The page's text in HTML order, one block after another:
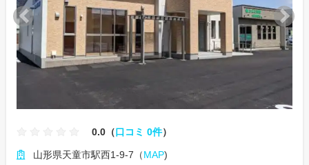
0.0（口コミ 0件）
山形県天童市駅西1-9-7（MAP)